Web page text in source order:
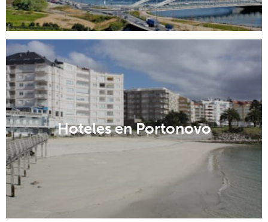
Hoteles en Portonovo